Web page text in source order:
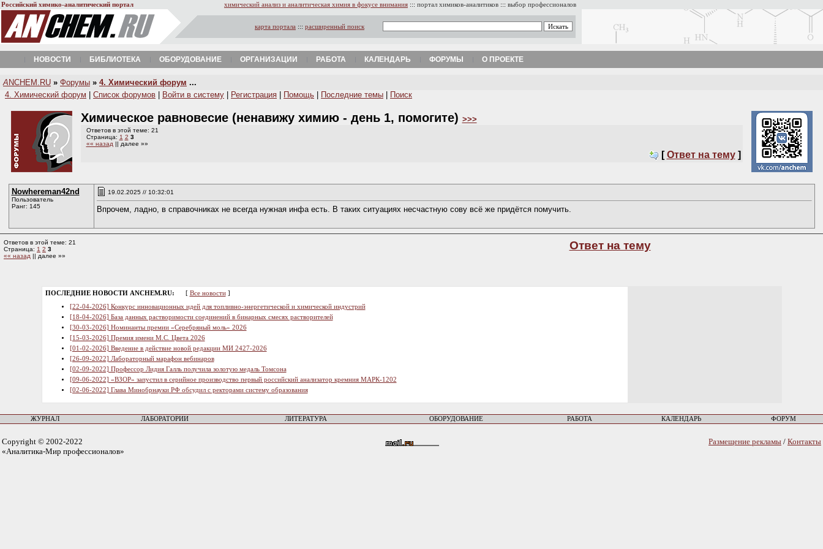
Российский химико-аналитический портал химический анализ и аналитическая химия в фокусе внимания ::: портал химиков-аналитиков ::: выбор профессионалов
карта портала ::: расширенный поиск
НОВОСТИ БИБЛИОТЕКА ОБОРУДОВАНИЕ ОРГАНИЗАЦИИ РАБОТА КАЛЕНДАРЬ ФОРУМЫ О ПРОЕКТЕ
A NCHEM.RU » Форумы » 4. Химический форум ...
4. Химический форум
Список форумов Войти в систему Регистрация Помощь Последние темы Поиск
Химическое равновесие (ненавижу химию - день 1, помогите) >>>
Ответов в этой теме: 21
Страница: 1 2 3
«« назад || далее »»
[ Ответ на тему ]
Nowhereman42nd
Пользователь
Ранг: 145
19.02.2025 // 10:32:01
Впрочем, ладно, в справочниках не всегда нужная инфа есть. В таких ситуациях несчастную сову всё же придётся помучить.
Ответов в этой теме: 21
Страница: 1 2 3
«« назад || далее »»
Ответ на тему
ПОСЛЕДНИЕ НОВОСТИ ANCHEM.RU: [ Все новости]
[22-04-2026] Конкурс инновационных идей для топливно-энергетической и химической индустрий
[18-04-2026] База данных растворимости соединений в бинарных смесях растворителей
[30-03-2026] Номинанты премии «Серебряный моль» 2026
[15-03-2026] Премия имени М.С. Цвета 2026
[01-02-2026] Введение в действие новой редакции МИ 2427-2026
[26-09-2022] Лабораторный марафон вебинаров
[02-09-2022] Профессор Лидия Галль получила золотую медаль Томсона
[09-06-2022] «ВЗОР» запустил в серийное производство первый российский анализатор кремния МАРК-1202
[02-06-2022] Глава Минобрнауки РФ обсудил с ректорами систему образования
ЖУРНАЛ ЛАБОРАТОРИИ ЛИТЕРАТУРА ОБОРУДОВАНИЕ РАБОТА КАЛЕНДАРЬ ФОРУМ
Copyright © 2002-2022
«Аналитика-Мир профессионалов»
Размещение рекламы / Контакты